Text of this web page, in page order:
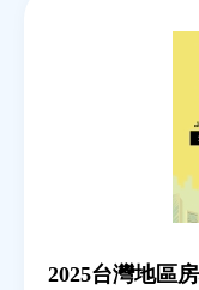
2025台灣地區